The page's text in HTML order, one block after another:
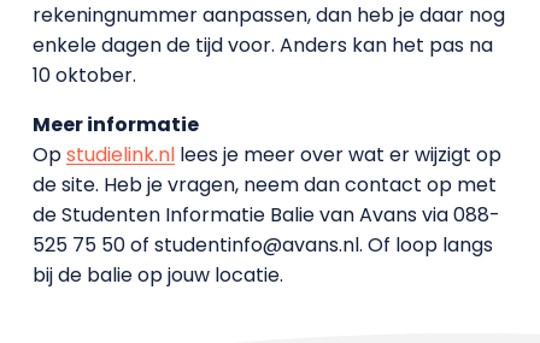
rekeningnummer aanpassen, dan heb je daar nog
enkele dagen de tijd voor. Anders kan het pas na
10 oktober.
Meer informatie
Opstudielink.nllees je meer over wat er wijzigt op
de site. Heb je vragen, neem dan contact op met
de Studenten Informatie Balie van Avans via 088-
525 75 50 of studentinfo@avans.nl. Of loop langs
bij de balie op jouw locatie.